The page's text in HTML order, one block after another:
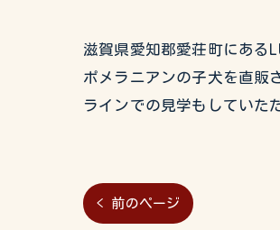
滋賀県愛知郡愛荘町にある
ポメラニアンの子犬を直販
ラインでの見学もしていた
< 前のページ